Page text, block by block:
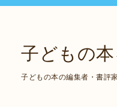
子どもの
子どもの本の編集者・書評